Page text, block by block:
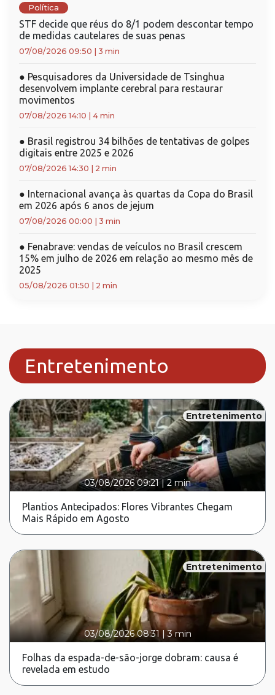
Política
STF decide que réus do 8/1 podem descontar tempo
de medidas cautelares de suas penas
07/08/2026 09:50 3 min
● Pesquisadores da Universidade de Tsinghua
desenvolvem implante cerebral para restaurar
movimentos
07/08/2026 14:10 4 min
● Brasil registrou 34 bilhões de tentativas de golpes
digitais entre 2025 e 2026
07/08/2026 14:30 2 min
● Internacional avança às quartas da Copa do Brasil
em 2026 após 6 anos de jejum
07/08/2026 00:00 3 min
● Fenabrave: vendas de veículos no Brasil crescem
15% em julho de 2026 em relação ao mesmo mês de
2025
05/08/2026 01:50 2 min
Entretenimento
Entretenimento
03/08/2026 09:21|2 min
Plantios Antecipados: Flores Vibrantes Chegam
Mais Rápido em Agosto
Entretenimento
03/08/2026 08:31 |3 min
Folhas da espada-de-são-jorge dobram: causa é
revelada em estudo